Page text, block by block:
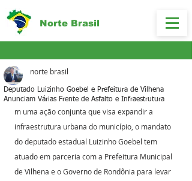
Norte Brasil
Deputado Luizinho Goebel e Prefeitura de Vilhena
Anunciam Várias Frente de Asfalto e Infraestrutura
norte brasil
m uma ação conjunta que visa expandir a
infraestrutura urbana do município, o mandato
do deputado estadual Luizinho Goebel tem
atuado em parceria com a Prefeitura Municipal
de Vilhena e o Governo de Rondônia para levar